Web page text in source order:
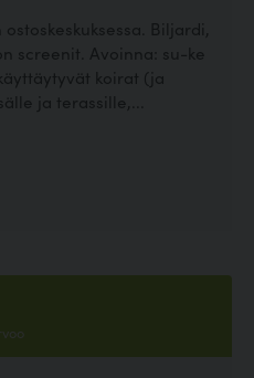
Biljardi,
screenit. Avoinna: su-ke
koirat (ja
ja terassille,...